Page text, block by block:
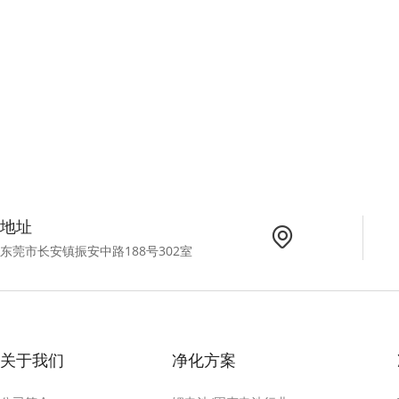
地址
东莞市长安镇振安中路188号302室
关于我们 净化方案